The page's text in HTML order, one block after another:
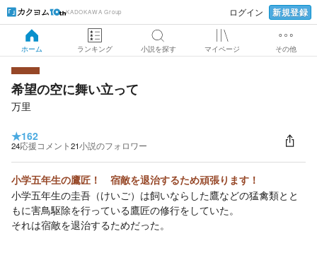
KADOKAWA Group ログイン 新規登録
ホーム ランキング 小説を探す マイページ その他
希望の空に舞い立って
万里
★162
24応援コメント21小説のフォロワー
小学五年生の鷹匠！ 宿敵を退治するため頑張ります！
小学五年生の圭吾（けいご）は飼いならした鷹などの猛禽類とと
もに害鳥駆除を行っている鷹匠の修行をしていた。
それは宿敵を退治するためだった。